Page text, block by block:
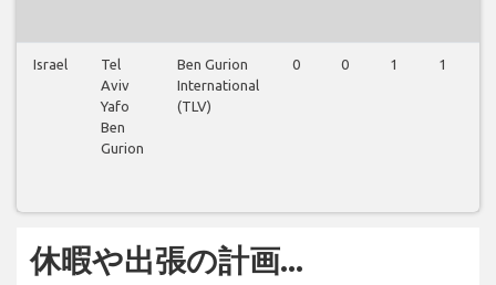
Israel
Tel
Aviv
Yafo
Ben
Gurion
Ben Gurion
International
(TLV)
0 0 1 1
休暇や出張の計画...